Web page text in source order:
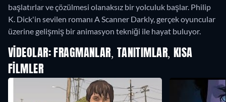
başlatırlar ve çözülmesi olanaksız bir yolculuk başlar. Philip
K. Dick'in sevilen romanı A Scanner Darkly, gerçek oyuncular
üzerine gelişmiş bir animasyon tekniği ile hayat buluyor.
VIDEOLAR: FRAGMANLAR, TANITIMLAR, KISA
FILMLER